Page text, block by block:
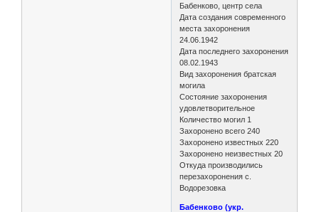
Бабенково, центр села
Дата создания современного
места захоронения
24.06.1942
Дата последнего захоронения
08.02.1943
Вид захоронения братская
могила
Состояние захоронения
удовлетворительное
Количество могил 1
Захоронено всего 240
Захоронено известных 220
Захоронено неизвестных 20
Откуда производились
перезахоронения с.
Водорезовка
Бабенково (укр.